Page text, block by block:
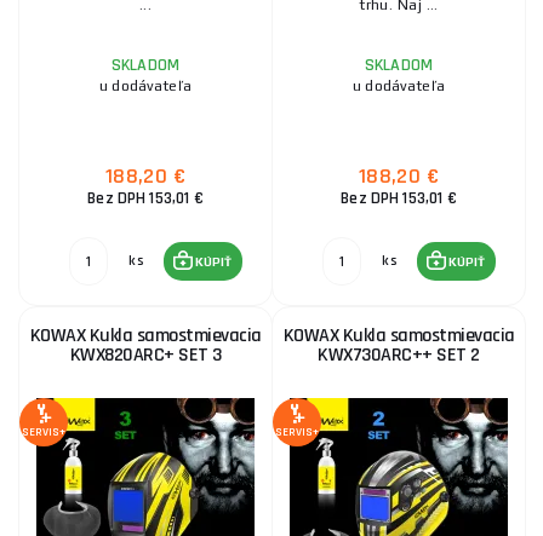
...
SKLADOM
u dodávateľa
188,20 €
Bez DPH 153,01 €
ks KÚPIŤ
trhu. Naj ...
SKLADOM
u dodávateľa
188,20 €
Bez DPH 153,01 €
ks KÚPIŤ
KOWAX Kukla samostmievacia
KWX820ARC+ SET 3
SERVIS+
KOWAX Kukla samostmievacia
KWX730ARC++ SET 2
SERVIS+